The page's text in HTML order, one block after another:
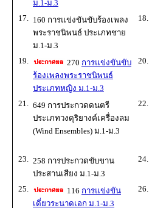
ม.1-ม.3
17. 160 การแข่งขันขับร้องเพลง
พระราชนิพนธ์ ประเภทชาย
ม.1-ม.3
18.
19.
270 การแข่งขันขับ
ร้องเพลงพระราชนิพนธ์
ประเภทหญิง ม.1-ม.3
20.
21. 649 การประกวดดนตรี
ประเภทวงดุริยางค์เครื่องลม
(Wind Ensembles) ม.1-ม.3
22.
23. 258 การประกวดขับขาน
ประสานเสียง ม.1-ม.3
24.
25.
116 การแข่งขัน
เดี่ยวระนาดเอก ม.1-ม.3
26.